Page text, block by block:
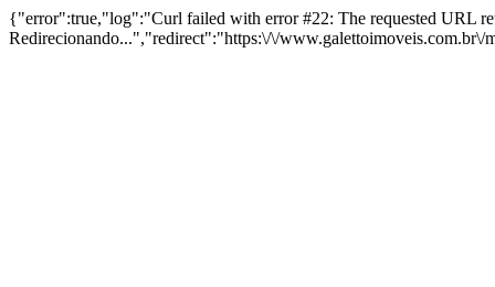
{"error":true,"log":"Curl failed with error #22: The requested URL
Redirecionando...","redirect":"https:\/\/www.galettoimoveis.com.br\/